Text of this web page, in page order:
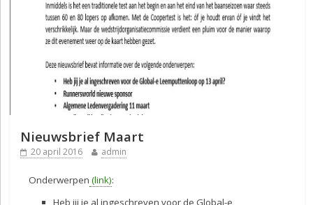
Nieuwsbrief Maart
20 april 2016 admin
Onderwerpen (link):
Heb jij je al ingeschreven voor de Global-e